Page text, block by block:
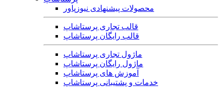
محصولات پیشنهادی نیوزپاور
قالب تجاری پرستاشاپ
قالب رایگان پرستاشاپ
ماژول تجاری پرستاشاپ
ماژول رایگان پرستاشاپ
آموزش های پرستاشاپ
خدمات و پشتیبانی پرستاشاپ